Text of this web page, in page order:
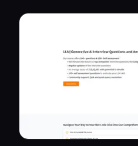
Acerca de